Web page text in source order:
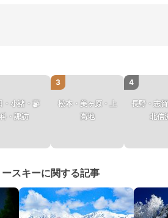
・小諸・蓼
科・諏訪
3
松本・美ヶ原・上
高地
4
長野・志
北信
スキーに関する記事